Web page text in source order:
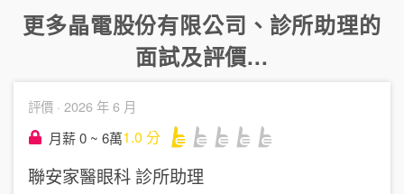
更多晶電股份有限公司 、 診所助理的
面試及評價...
評價 · 2026 年 6 月
月薪 0 ~ 6萬1.0 分
聯安家醫眼科診所助理